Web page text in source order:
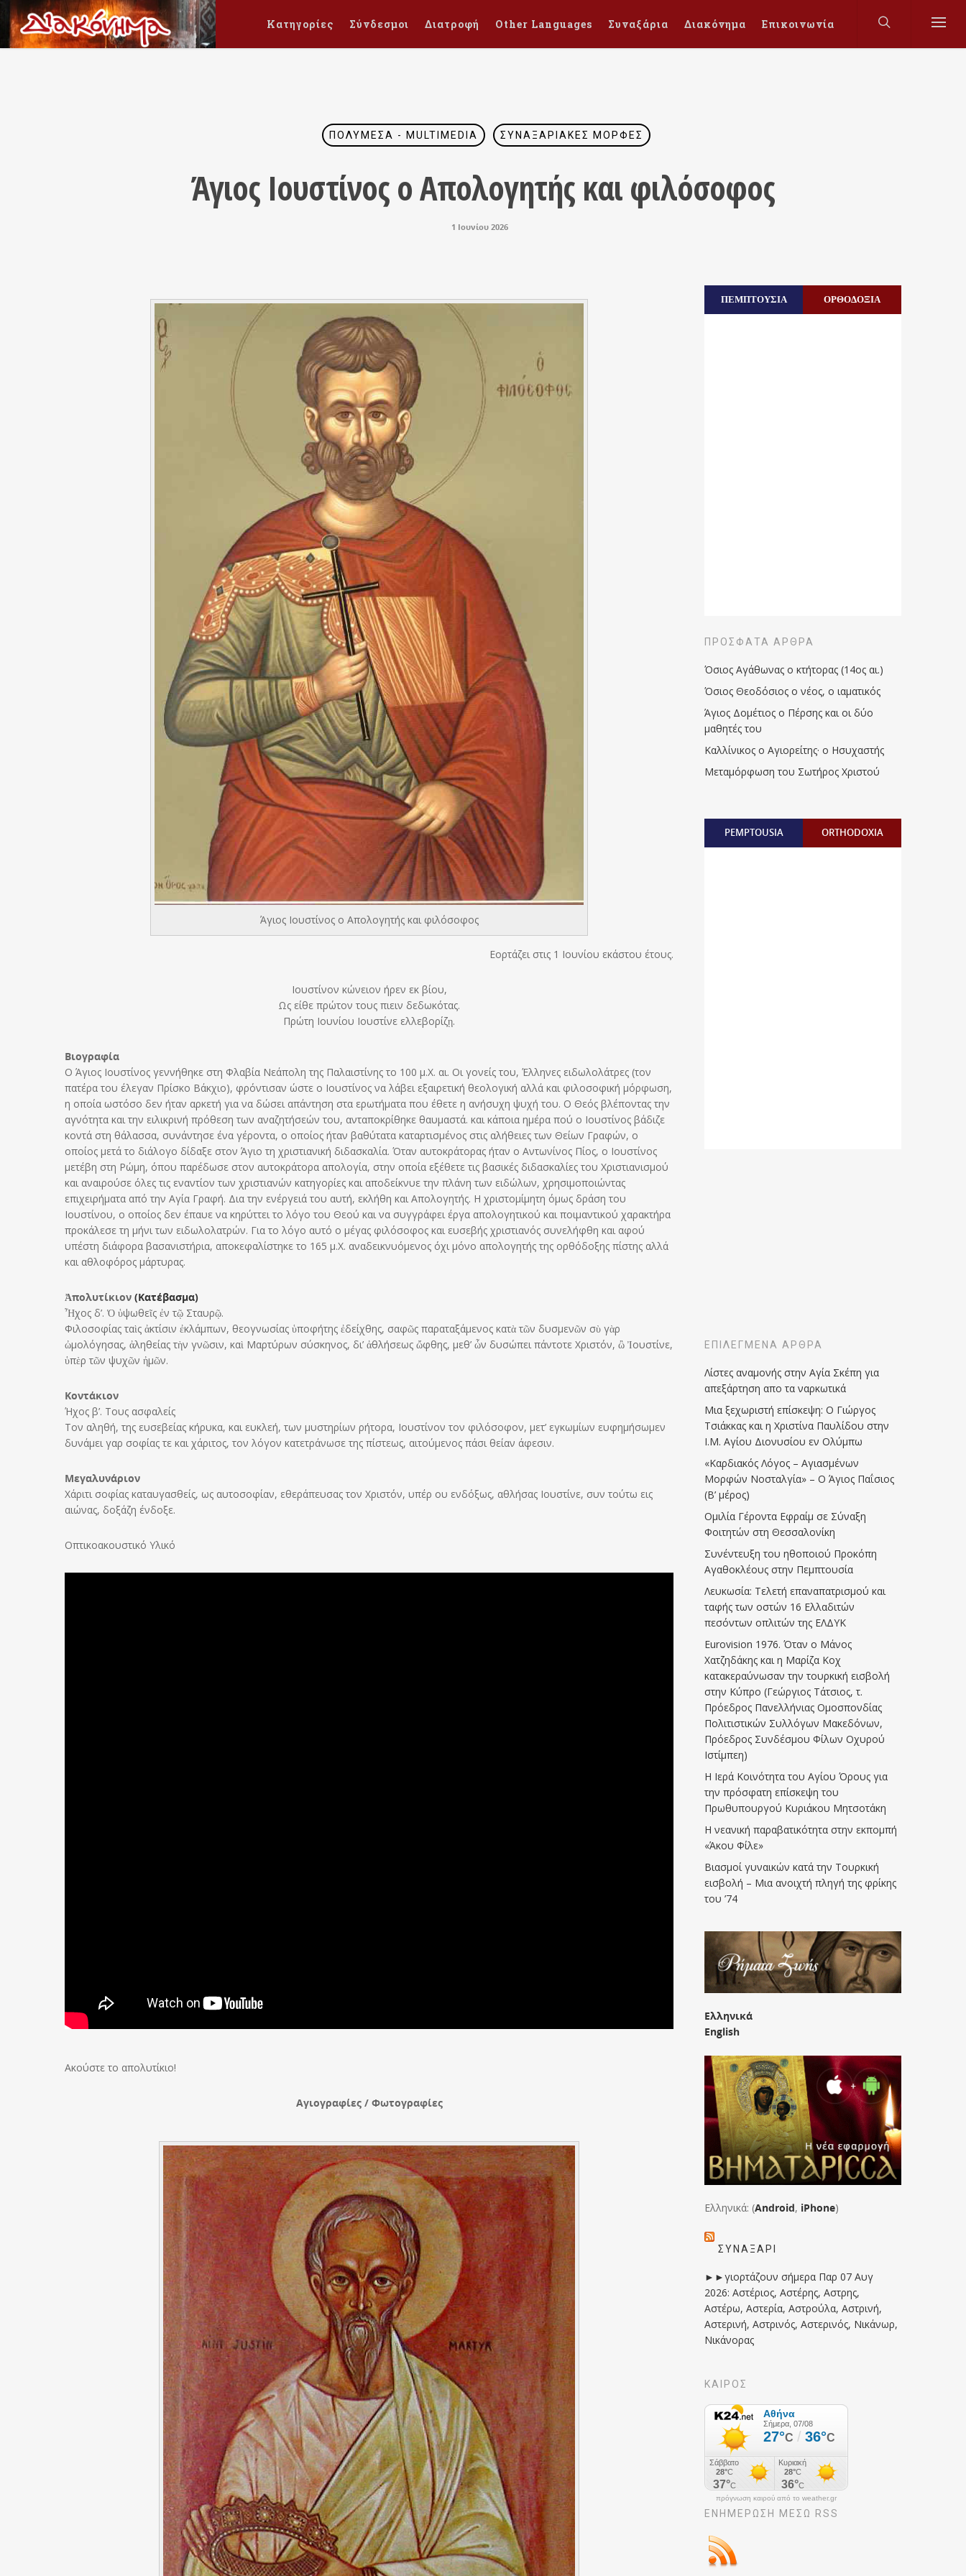
Κατηγορίες Σύνδεσμοι Διατροφή Other Languages Συναξάρια Διακόνημα Επικοινωνία
ΠΟΛΥΜΈΣΑ - MULTIMEDIA ΣΥΝΑΞΑΡΙΑΚΈΣ ΜΟΡΦΈΣ
Άγιος Ιουστίνος ο Απολογητής και φιλόσοφος
1 Ιουνίου 2026
Άγιος Ιουστίνος ο Απολογητής και φιλόσοφος
Εορτάζει στις 1 Ιουνίου εκάστου έτους.
Ιουστίνον κώνειον ήρεν εκ βίου,
Ως είθε πρώτον τους πιειν δεδωκότας.
Πρώτη Ιουνίου Ιουστίνε ελλεβορίζῃ.
Βιογραφία
Ο Άγιος Ιουστίνος γεννήθηκε στη Φλαβία Νεάπολη της Παλαιστίνης το 100 μ.X. αι. Οι γονείς του, Έλληνες ειδωλολάτρες (τον
πατέρα του έλεγαν Πρίσκο Βάκχιο), φρόντισαν ώστε ο Ιουστίνος να λάβει εξαιρετική θεολογική αλλά και φιλοσοφική μόρφωση,
η οποία ωστόσο δεν ήταν αρκετή για να δώσει απάντηση στα ερωτήματα που έθετε η ανήσυχη ψυχή του. Ο Θεός βλέποντας την
αγνότητα και την ειλικρινή πρόθεση των αναζητήσεών του, ανταποκρίθηκε θαυμαστά. και κάποια ημέρα πού ο Ιουστίνος βάδιζε
κοντά στη θάλασσα, συνάντησε ένα γέροντα, ο οποίος ήταν βαθύτατα καταρτισμένος στις αλήθειες των Θείων Γραφών, ο
οποίος μετά το διάλογο δίδαξε στον Άγιο τη χριστιανική διδασκαλία. Όταν αυτοκράτορας ήταν ο Αντωνίνος Πίος, ο Ιουστίνος
μετέβη στη Ρώμη, όπου παρέδωσε στον αυτοκράτορα απολογία, στην οποία εξέθετε τις βασικές διδασκαλίες του Χριστιανισμού
και αναιρούσε όλες τις εναντίον των χριστιανών κατηγορίες και αποδείκνυε την πλάνη των ειδώλων, χρησιμοποιώντας
επιχειρήματα από την Αγία Γραφή. Δια την ενέργειά του αυτή, εκλήθη και Απολογητής. Η χριστομίμητη όμως δράση του
Ιουστίνου, ο οποίος δεν έπαυε να κηρύττει το λόγο του Θεού και να συγγράφει έργα απολογητικού και ποιμαντικού χαρακτήρα
προκάλεσε τη μήνι των ειδωλολατρών. Για το λόγο αυτό ο μέγας φιλόσοφος και ευσεβής χριστιανός συνελήφθη και αφού
υπέστη διάφορα βασανιστήρια, αποκεφαλίστηκε το 165 μ.X. αναδεικνυόμενος όχι μόνο απολογητής της ορθόδοξης πίστης αλλά
και αθλοφόρος μάρτυρας.
Ἀπολυτίκιον (Κατέβασμα)
Ἦχος δ’. Ὁ ὑψωθεῖς ἐν τῷ Σταυρῷ.
Φιλοσοφίας ταὶς ἀκτίσιν ἐκλάμπων, θεογνωσίας ὑποφήτης ἐδείχθης, σαφῶς παραταξάμενος κατὰ τῶν δυσμενῶν σὺ γὰρ
ὠμολόγησας, ἀληθείας τὴν γνῶσιν, καὶ Μαρτύρων σύσκηνος, δι’ ἀθλήσεως ὤφθης, μεθ’ ὧν δυσώπει πάντοτε Χριστόν, ὢ Ἰουστίνε,
ὑπὲρ τῶν ψυχῶν ἠμῶν.
Κοντάκιον
Ήχος β’. Τους ασφαλείς
Τον αληθή, της ευσεβείας κήρυκα, και ευκλεή, των μυστηρίων ρήτορα, Ιουστίνον τον φιλόσοφον, μετ’ εγκωμίων ευφημήσωμεν
δυνάμει γαρ σοφίας τε και χάριτος, τον λόγον κατετράνωσε της πίστεως, αιτούμενος πάσι θείαν άφεσιν.
Μεγαλυνάριον
Χάριτι σοφίας καταυγασθείς, ως αυτοσοφίαν, εθεράπευσας τον Χριστόν, υπέρ ου ενδόξως, αθλήσας Ιουστίνε, συν τούτω εις
αιώνας, δοξάζη ένδοξε.
Οπτικοακουστικό Υλικό
Ακούστε το απολυτίκιο!
Αγιογραφίες / Φωτογραφίες
ΠΕΜΠΤΟΥΣΙΑ ΟΡΘΟΔΟΞΙΑ
ΠΡΌΣΦΑΤΑ ΆΡΘΡΑ
Όσιος Αγάθωνας ο κτήτορας (14ος αι.)
Όσιος Θεοδόσιος ο νέος, ο ιαματικός
Άγιος Δομέτιος ο Πέρσης και οι δύο
μαθητές του
Καλλίνικος ο Αγιορείτης · ο Ησυχαστής
Μεταμόρφωση του Σωτήρος Χριστού
PEMPTOUSIA ORTHODOXIA
ΕΠΙΛΕΓΜΈΝΑ ΆΡΘΡΑ
Λίστες αναμονής στην Αγία Σκέπη για
απεξάρτηση απο τα ναρκωτικά
Μια ξεχωριστή επίσκεψη: Ο Γιώργος
Τσιάκκας και η Χριστίνα Παυλίδου στην
Ι.Μ. Αγίου Διονυσίου εν Ολύμπω
«Καρδιακός Λόγος – Αγιασμένων
Μορφών Νοσταλγία» – Ο Άγιος Παΐσιος
(Β’ μέρος)
Ομιλία Γέροντα Εφραίμ σε Σύναξη
Φοιτητών στη Θεσσαλονίκη
Συνέντευξη του ηθοποιού Προκόπη
Αγαθοκλέους στην Πεμπτουσία
Λευκωσία: Τελετή επαναπατρισμού και
ταφής των οστών 16 Ελλαδιτών
πεσόντων οπλιτών της ΕΛΔΥΚ
Eurovision 1976. Όταν ο Μάνος
Χατζηδάκης και η Μαρίζα Κοχ
κατακεραύνωσαν την τουρκική εισβολή
στην Κύπρο (Γεώργιος Τάτσιος, τ.
Πρόεδρος Πανελλήνιας Ομοσπονδίας
Πολιτιστικών Συλλόγων Μακεδόνων,
Πρόεδρος Συνδέσμου Φίλων Οχυρού
Ιστίμπεη)
Η Ιερά Κοινότητα του Αγίου Όρους για
την πρόσφατη επίσκεψη του
Πρωθυπουργού Κυριάκου Μητσοτάκη
Η νεανική παραβατικότητα στην εκπομπή
«Άκου Φίλε»
Βιασμοί γυναικών κατά την Τουρκική
εισβολή – Μια ανοιχτή πληγή της φρίκης
του ’74
Ελληνικά
English
Ελληνικά: (Android, iPhone)
ΣΥΝΑΞΆΡΙ
►►γιορτάζουν σήμερα Παρ 07 Αυγ
2026: Αστέριος, Αστέρης, Αστρης,
Αστέρω, Αστερία, Αστρούλα, Αστρινή,
Αστερινή, Αστρινός, Αστερινός, Νικάνωρ,
Νικάνορας
ΚΑΙΡΟΣ
πρόγνωση καιρού από το weather.gr
ΕΝΗΜΈΡΩΣΉ ΜΕΣΩ RSS